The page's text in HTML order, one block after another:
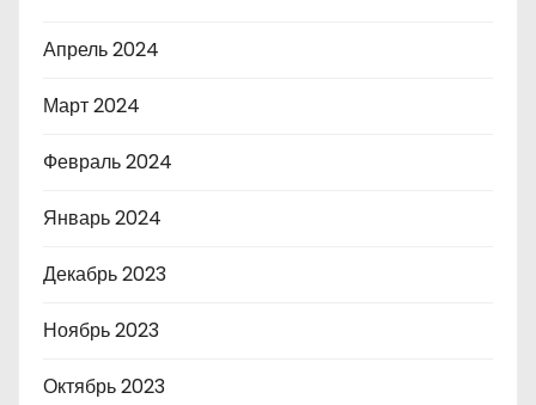
Апрель 2024
Март 2024
Февраль 2024
Январь 2024
Декабрь 2023
Ноябрь 2023
Октябрь 2023